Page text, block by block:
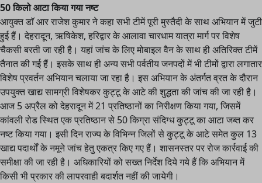
50 किलो आटा किया गया नष्ट
आयुक्त डाॅ आर राजेश कुमार ने कहा सभी टीमें पूरी मुस्तैदी के साथ अभियान में जुटी
हुई हैं। देहरादून, ऋषिकेश, हरिद्वार के आलावा चारधाम यात्रा मार्ग पर विशेष
चैकसी बरती जा रही है। यहां जांच के लिए मोबाइल वैन के साथ ही अतिरिक्त टीमें
तैनात की गई हैं। इसके साथ ही अन्य सभी पर्वतीय जनपदों में भी टीमों द्वारा लगातार
विशेष प्रवर्तन अभियान चलाया जा रहा है। इस अभियान के अंतर्गत व्रत के दौरान
उपयुक्त खाद्य सामग्री विशेषकर कुट्टू के आटे की शुद्धता की जांच की जा रही है।
आज 5 अप्रैल को देहरादून में 21 प्रतिष्ठानों का निरीक्षण किया गया, जिसमें
कांवली रोड स्थित एक प्रतिष्ठान से 50 किग्रा संदिग्ध कुट्टू का आटा जब्त कर
नष्ट किया गया। इसी दिन राज्य के विभिन्न जिलों से कुट्टू के आटे समेत कुल 13
खाद्य पदार्थों के नमूने जांच हेतु एकत्र किए गए हैं। शासनस्तर पर रोज कार्रवाई की
समीक्षा की जा रही है। अधिकारियों को सख्त निर्देश दिये गये हैं कि अभियान में
किसी भी प्रकार की लापरवाही बदार्शत नहीं की जायेगी।